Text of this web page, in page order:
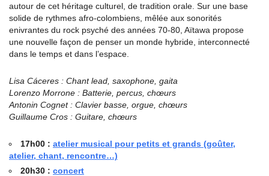
autour de cet héritage culturel, de tradition orale. Sur une base
solide de rythmes afro-colombiens, mêlée aux sonorités
enivrantes du rock psyché des années 70-80, Aïtawa propose
une nouvelle façon de penser un monde hybride, interconnecté
dans le temps et dans l’espace.
Lisa Cáceres : Chant lead, saxophone, gaita
Lorenzo Morrone : Batterie, percus, chœurs
Antonin Cognet : Clavier basse, orgue, chœurs
Guillaume Cros : Guitare, chœurs
17h00 : atelier musical pour petits et grands (goûter,
atelier, chant, rencontre…)
20h30 : concert